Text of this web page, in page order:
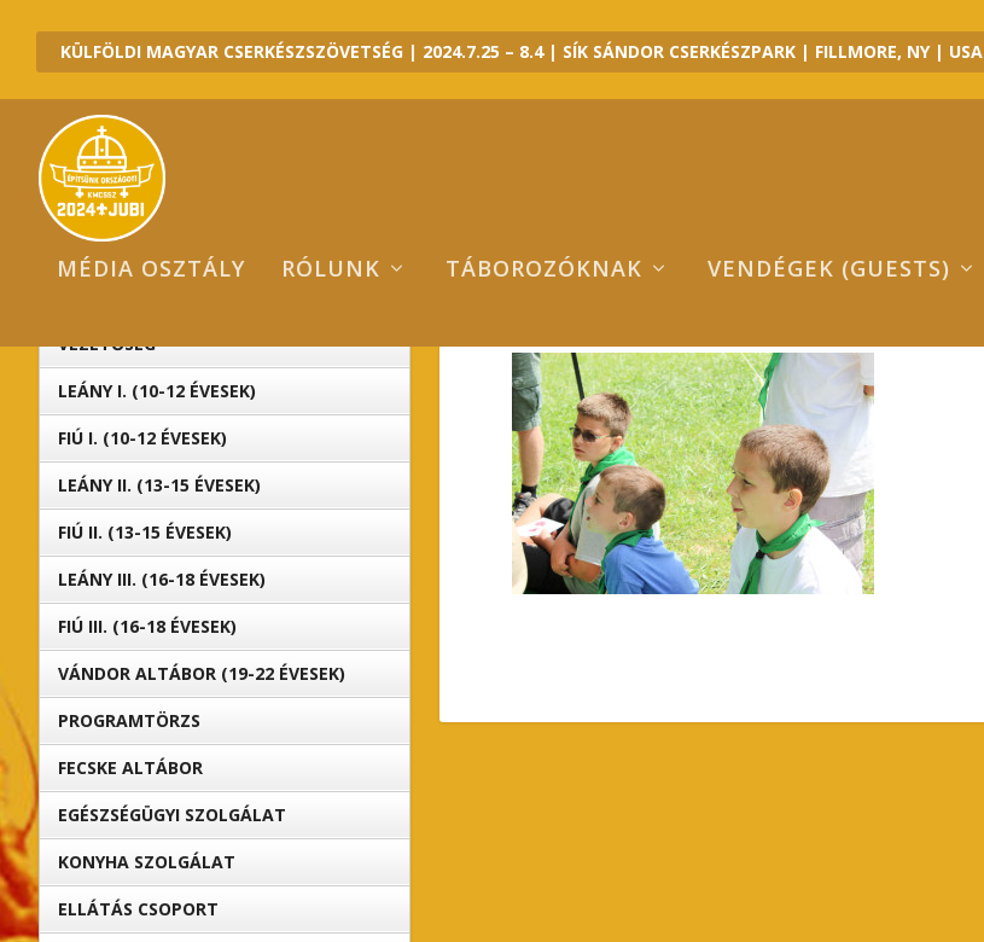
KÜLFÖLDI MAGYAR CSERKÉSZSZÖVETSÉG | 2024.7.25 – 8.4 | SÍK SÁNDOR CSERKÉSZPARK | FILLMORE, NY | USA
MÉDIA OSZTÁLY RÓLUNK TÁBOROZÓKNAK VENDÉGEK (GUESTS)
IMG_0006
VEZETŐSÉG
LEÁNY I. (10-12 ÉVESEK)
FIÚ I. (10-12 ÉVESEK)
LEÁNY II. (13-15 ÉVESEK)
FIÚ II. (13-15 ÉVESEK)
LEÁNY III. (16-18 ÉVESEK)
FIÚ III. (16-18 ÉVESEK)
VÁNDOR ALTÁBOR (19-22 ÉVESEK)
PROGRAMTÖRZS
FECSKE ALTÁBOR
EGÉSZSÉGÜGYI SZOLGÁLAT
KONYHA SZOLGÁLAT
ELLÁTÁS CSOPORT